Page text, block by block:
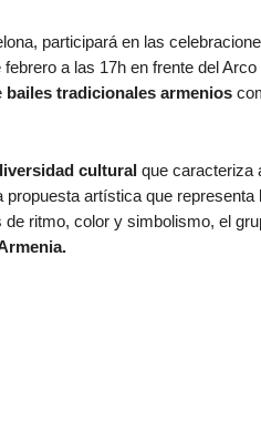
participará en las
a las 17h en frente del
bailes tradicionales armenios
culturalque caracteriza
artística que representa
ritmo, color y simbolismo, el